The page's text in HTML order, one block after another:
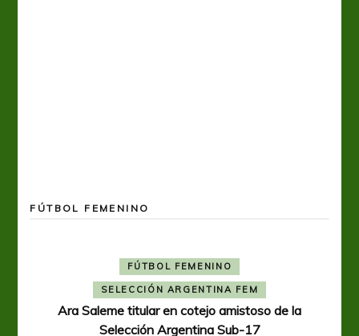
FÚTBOL FEMENINO
FÚTBOL FEMENINO
SELECCIÓN ARGENTINA FEM
Ara Saleme titular en cotejo amistoso de la
Selección Argentina Sub-17